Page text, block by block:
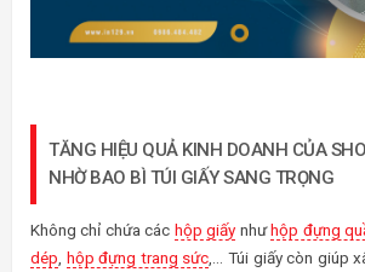
TĂNG HIỆU QUẢ KINH DOANH CỦA
NHỜ BAO BÌ TÚI GIẤY SANG TRỌNG
Không chỉ chứa các hộp giấy nhưhộp đựng
dép hộp đựng trang sức ,… Túi giấy còn giúp